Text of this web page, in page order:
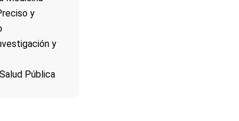
y
y
Pública